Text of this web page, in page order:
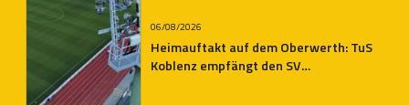
06/08/2026
Heimauftakt auf dem Oberwerth: TuS
Koblenz empfängt den SV